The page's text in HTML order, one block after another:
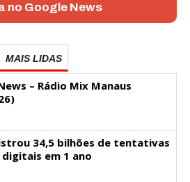
no Google News
MAIS LIDAS
– Rádio Mix Manaus
34,5 bilhões de tentativas
em 1 ano